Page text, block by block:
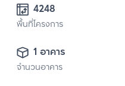
4248
พื้นที่โครงการ
1 อาคาร
จำนวนอาคาร